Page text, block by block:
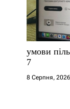
умови
7
8 Серпня, 2026